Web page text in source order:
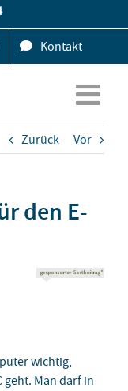
Kontakt
Zurück Vor
den E-
wichtig,
geht. Man darf in